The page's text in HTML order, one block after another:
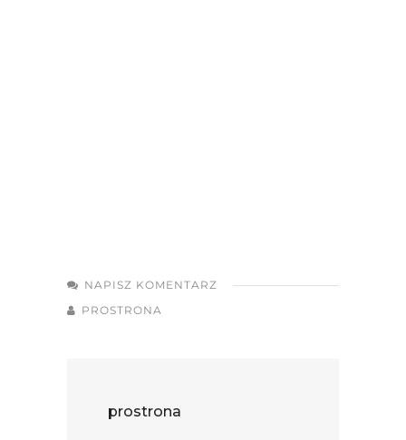
NAPISZ KOMENTARZ
PROSTRONA
prostrona